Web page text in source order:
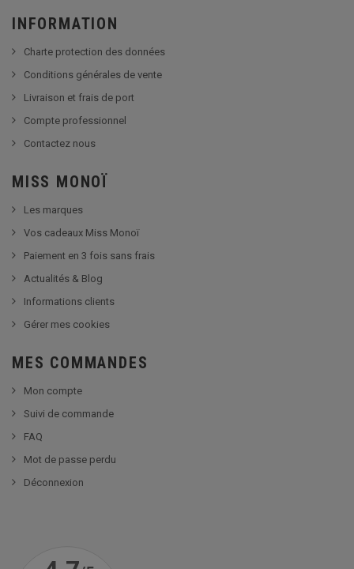
INFORMATION
Charte protection des données
Conditions générales de vente
Livraison et frais de port
Compte professionnel
Contactez nous
MISS MONOÏ
Les marques
Vos cadeaux Miss Monoï
Paiement en 3 fois sans frais
Actualités & Blog
Informations clients
Gérer mes cookies
MES COMMANDES
Mon compte
Suivi de commande
FAQ
Mot de passe perdu
Déconnexion